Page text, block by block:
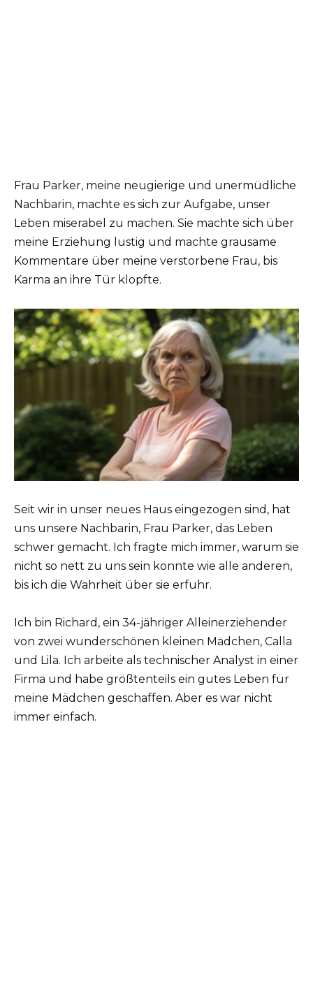
Frau Parker, meine neugierige und unermüdliche
Nachbarin, machte es sich zur Aufgabe, unser
Leben miserabel zu machen. Sie machte sich über
meine Erziehung lustig und machte grausame
Kommentare über meine verstorbene Frau, bis
Karma an ihre Tür klopfte.
Seit wir in unser neues Haus eingezogen sind, hat
uns unsere Nachbarin, Frau Parker, das Leben
schwer gemacht. Ich fragte mich immer, warum sie
nicht so nett zu uns sein konnte wie alle anderen,
bis ich die Wahrheit über sie erfuhr.
Ich bin Richard, ein 34-jähriger Alleinerziehender
von zwei wunderschönen kleinen Mädchen, Calla
und Lila. Ich arbeite als technischer Analyst in einer
Firma und habe größtenteils ein gutes Leben für
meine Mädchen geschaffen. Aber es war nicht
immer einfach.